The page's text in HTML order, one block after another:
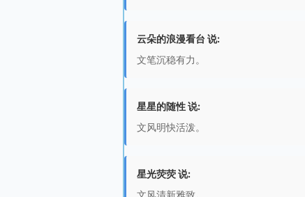
云朵的浪漫看台 说:
文笔沉稳有力。
星星的随性 说:
文风明快活泼。
星光荧荧 说:
文风清新雅致。